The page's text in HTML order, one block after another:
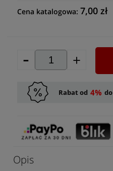
Cena katalogowa:7,00 zł
- +
Rabat od 4% do
Opis